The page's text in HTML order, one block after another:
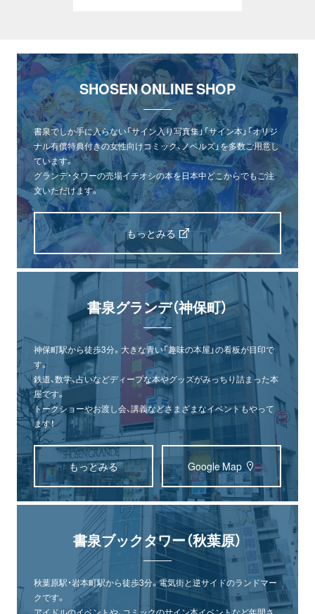
SHOSEN ONLINE SHOP
書泉でしか手に入らない「サイン入り写真集」「サイン本」「オリジ
ナル有償特典付きの女性向けコミック、ノベルズ」を多数ご用意し
ています。
グランデ・タワーの売場イチオシの本を日本中どこからでもご注
文いただけます。
もっとみる
書泉グランデ（神保町）
神保町駅から徒歩3分。大きな青い「趣味の本屋」の看板が目印で
す。
鉄道、数学、占いなどディープな本やグッズがみっちり詰まった本
屋です。
トークショーやお渡し会、講義などさまざまなイベントもやって
ます！
もっとみる Google Map
書泉ブックタワー（秋葉原）
秋葉原駅・岩本町駅から徒歩3分。電気街と逆サイドのランドマー
クです。